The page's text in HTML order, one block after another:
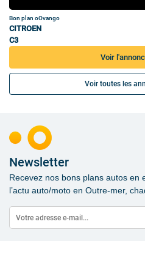
Bon plan oOvango
CITROEN
C3
Voir
Voir toutes les
Newsletter
Recevez nos bons plans autos en
l’actu auto/moto en Outre-mer,